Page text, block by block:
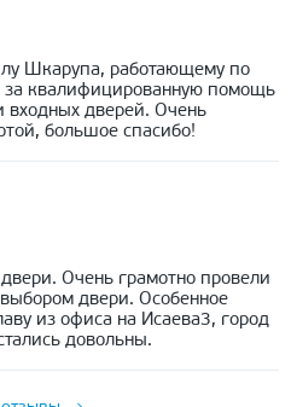
Шкарупа, работающему по
за квалифицированную помощь
входных дверей. Очень
большое спасибо!
Очень грамотно провели
двери. Особенное
из офиса на Исаева3, город
довольны.